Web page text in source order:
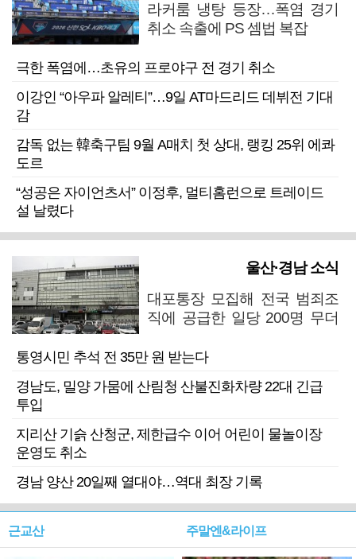
라커룸 냉탕 등장…폭염 경기
취소 속출에 PS 셈법 복잡
극한 폭염에…초유의 프로야구 전 경기 취소
이강인 “아우파 알레티”…9일 AT마드리드 데뷔전 기대
감
감독 없는 韓축구팀 9월 A매치 첫 상대, 랭킹 25위 에콰
도르
“성공은 자이언츠서” 이정후, 멀티홈런으로 트레이드
설 날렸다
울산·경남 소식
대포통장 모집해 전국 범죄조
직에 공급한 일당 200명 무더
통영시민 추석 전 35만 원 받는다
경남도, 밀양 가뭄에 산림청 산불진화차량 22대 긴급
투입
지리산 기슭 산청군, 제한급수 이어 어린이 물놀이장
운영도 취소
경남 양산 20일째 열대야…역대 최장 기록
근교산 주말엔&라이프